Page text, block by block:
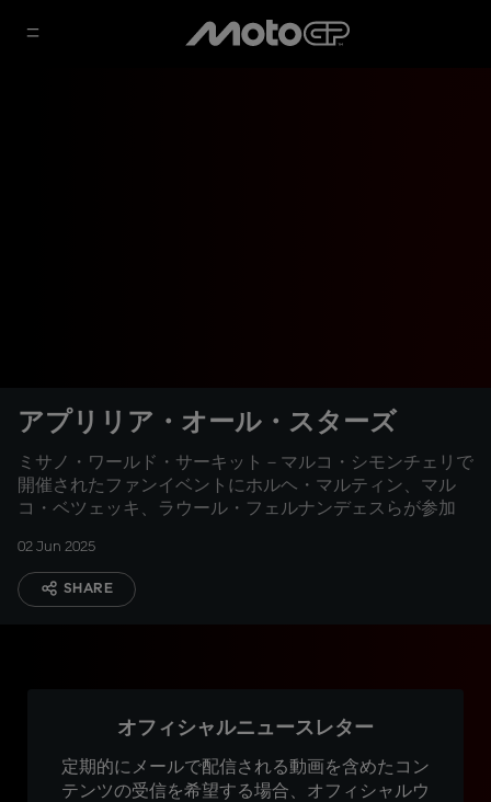
アプリリア・オール・スターズ
ミサノ・ワールド・サーキット－マルコ・シモンチェリで
開催されたファンイベントにホルヘ・マルティン、マル
コ・ベツェッキ、ラウール・フェルナンデェスらが参加
02 Jun 2025
SHARE
オフィシャルニュースレター
定期的にメールで配信される動画を含めたコン
テンツの受信を希望する場合、オフィシャルウ